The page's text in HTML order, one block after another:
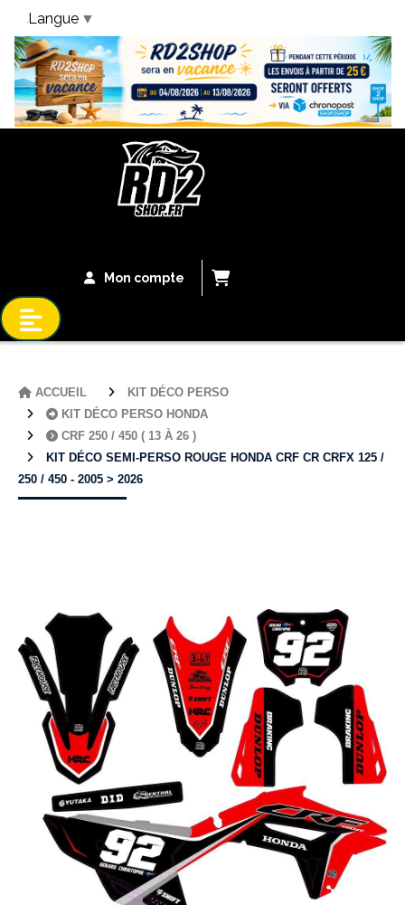
Bandeau Vacances
Mon compte
ACCUEIL
KIT DÉCO PERSO
KIT DÉCO PERSO HONDA
CRF 250 / 450 ( 13 À 26 )
KIT DÉCO SEMI-PERSO ROUGE HONDA CRF CR CRFX 125 /
250 / 450 - 2005 > 2026
Langue ▼